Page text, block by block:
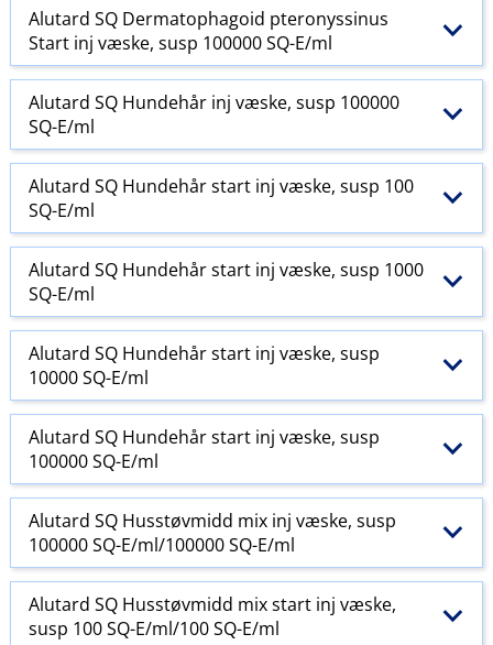
Alutard SQ Dermatophagoid pteronyssinus
Start inj væske, susp 100000 SQ-E​/​ml
Alutard SQ Hundehår inj væske, susp 100000
SQ-E​/​ml
Alutard SQ Hundehår start inj væske, susp 100
SQ-E​/​ml
Alutard SQ Hundehår start inj væske, susp 1000
SQ-E​/​ml
Alutard SQ Hundehår start inj væske, susp
10000 SQ-E​/​ml
Alutard SQ Hundehår start inj væske, susp
100000 SQ-E​/​ml
Alutard SQ Husstøvmidd mix inj væske, susp
100000 SQ-E​/​ml/100000 SQ-E​/​ml
Alutard SQ Husstøvmidd mix start inj væske,
susp 100 SQ-E​/​ml/100 SQ-E​/​ml